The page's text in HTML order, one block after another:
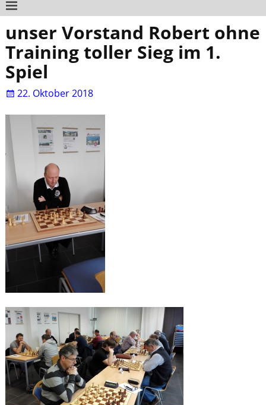
unser Vorstand Robert ohne
Training toller Sieg im 1.
Spiel
22. Oktober 2018